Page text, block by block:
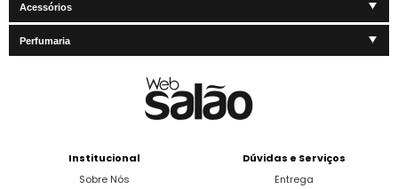
Acessórios
Perfumaria
Institucional
Sobre Nós
Dúvidas e Serviços
Entrega